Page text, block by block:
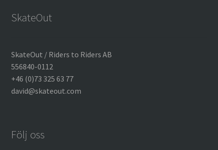
SkateOut
SkateOut / Riders to Riders AB
556840-0112
+46 (0)73 325 63 77
david@skateout.com
Följ oss